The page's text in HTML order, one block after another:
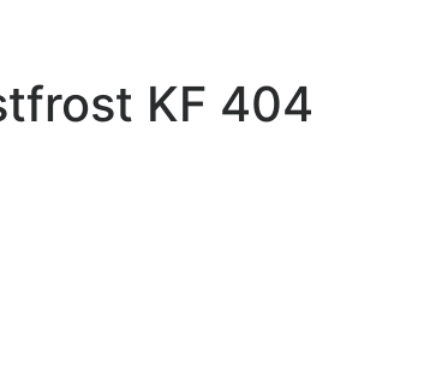
KF 404